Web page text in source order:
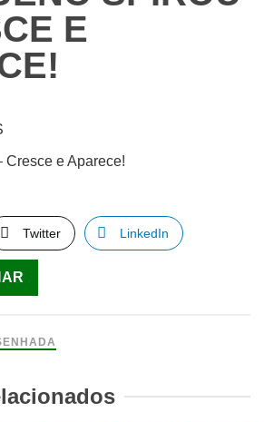
E
Cresce e Aparece!
Twitter LinkedIn